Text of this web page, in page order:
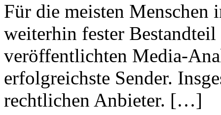
Für die meisten Menschen
weiterhin fester
veröffentlichten Media-
erfolgreichste Sender.
rechtlichen Anbieter. […]